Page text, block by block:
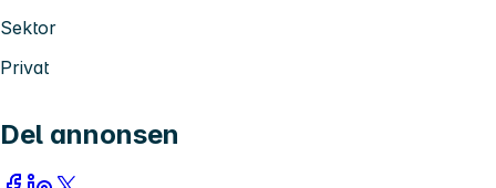
Sektor
Privat
Del annonsen